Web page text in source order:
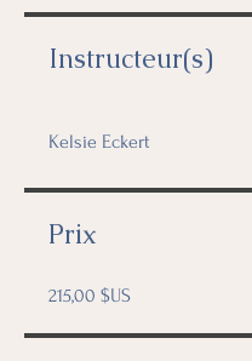
Instructeur(s)
Kelsie Eckert
Prix
215,00 $US